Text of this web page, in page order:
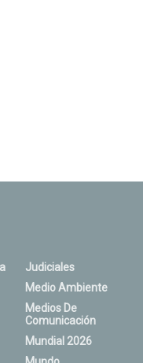
Judiciales
Medio Ambiente
Medios De
Comunicación
Mundial 2026